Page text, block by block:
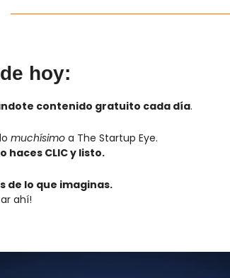
hoy:
contenido gratuito cada día.
muchísimo a The Startup Eye.
haces CLIC y listo.
de lo que imaginas.
ahí!